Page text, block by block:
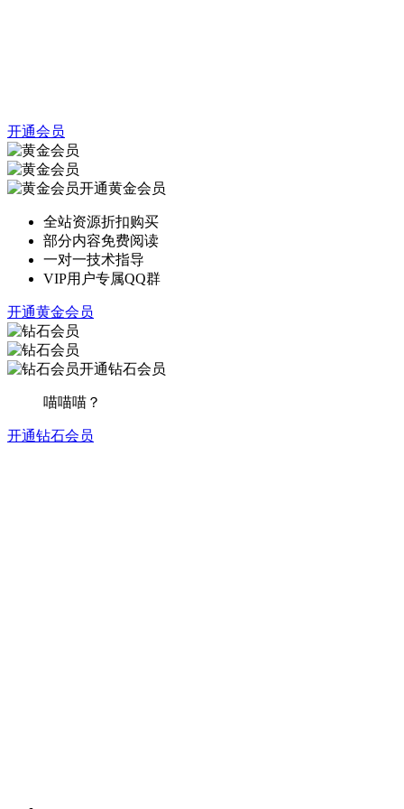
开通会员
开通黄金会员
全站资源折扣购买
部分内容免费阅读
一对一技术指导
VIP用户专属QQ群
开通黄金会员
开通钻石会员
喵喵喵？
开通钻石会员